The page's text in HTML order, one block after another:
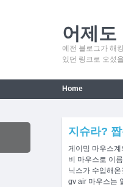
어제도
예전 블로그가 해
있던 링크로 오셨
Home
지슈라?
게이밍 마우스
비 마우스로 이
닉스가 수입해
gv air 마우스는